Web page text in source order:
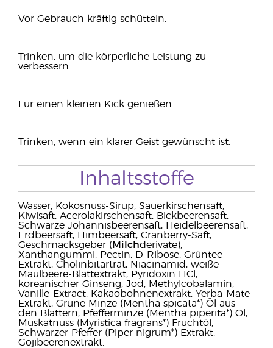
Vor Gebrauch kräftig schütteln.
Trinken, um die körperliche Leistung zu
verbessern.
Für einen kleinen Kick genießen.
Trinken, wenn ein klarer Geist gewünscht ist.
Inhaltsstoffe
Wasser, Kokosnuss-Sirup, Sauerkirschensaft,
Kiwisaft, Acerolakirschensaft, Bickbeerensaft,
Schwarze Johannisbeerensaft, Heidelbeerensaft,
Erdbeersaft, Himbeersaft, Cranberry-Saft,
Geschmacksgeber ( Milchderivate),
Xanthangummi, Pectin, D-Ribose, Grüntee-
Extrakt, Cholinbitartrat, Niacinamid, weiße
Maulbeere-Blattextrakt, Pyridoxin HCl,
koreanischer Ginseng, Jod, Methylcobalamin,
Vanille-Extract, Kakaobohnenextrakt, Yerba-Mate-
Extrakt, Grüne Minze (Mentha spicata*) Öl aus
den Blättern, Pfefferminze (Mentha piperita*) Öl,
Muskatnuss (Myristica fragrans*) Fruchtöl,
Schwarzer Pfeffer (Piper nigrum*) Extrakt,
Gojibeerenextrakt.